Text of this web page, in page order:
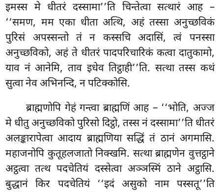
इमस्स मे धीतरं दस्सामा’’ति चिन्तेत्वा सत्थारं आह –
‘‘समण, मम एका धीता अत्थि, अहं तस्सा अनुच्छविकं
पुरिसं अपस्सन्तो तं न कस्सचि अदासिं, त्वं पनस्सा
अनुच्छविको, अहं ते धीतरं पादपरिचारिकं कत्वा दातुकामो,
याव नं आनेमि, ताव इधेव तिट्ठाही’’ति. सत्था तस्स कथं
सुत्वा नेव अभिनन्दि, न पटिक्कोसि.
ब्राह्मणोपि गेहं गन्त्वा ब्राह्मणिं आह – ‘‘भोति, अज्ज
मे धीतु अनुच्छविको पुरिसो दिट्ठो, तस्स नं दस्सामा’’ति धीतरं
अलङ्कारापेत्वा आदाय ब्राह्मणिया सद्धिं तं ठानं अगमासि.
महाजनोपि कुतूहलजातो निक्खमि. सत्था ब्राह्मणेन वुत्तट्ठाने
अट्ठत्वा तत्थ पदचेतियं दस्सेत्वा अञ्ञस्मिं ठाने अट्ठासि.
बुद्धानं किर पदचेतियं ‘‘इदं असुको नाम पस्सतू’’ति